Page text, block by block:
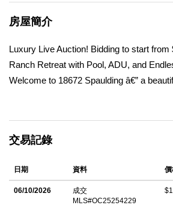
房屋簡介
Luxury Live Auction! Bidding to start from
Ranch Retreat with Pool, ADU, and
Welcome to 18672 Spaulding â€” a
space on a generous 1/4 acre plus lot with
with natural light, featuring a comfortable
fireplace, and views of the backyard
with ample cabinetry, and generously
交易記錄
日期 資料
06/10/2026
成交
MLS#OC25254229